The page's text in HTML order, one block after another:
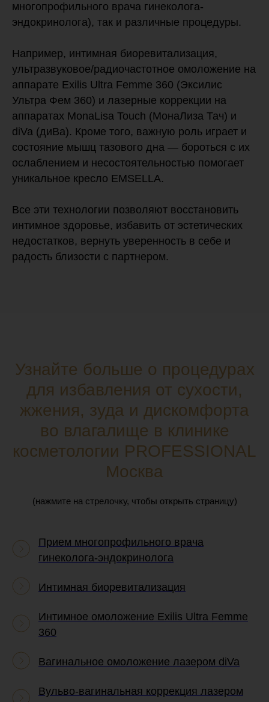
многопрофильного врача гинеколога-
эндокринолога), так и различные процедуры.
Например, интимная биоревитализация,
ультразвуковое/радиочастотное омоложение на
аппарате Exilis Ultra Femme 360 (Эксилис
Ультра Фем 360) и лазерные коррекции на
аппаратах MonaLisa Touch (МонаЛиза Тач) и
diVa (диВа). Кроме того, важную роль играет и
состояние мышц тазового дна — бороться с их
ослаблением и несостоятельностью помогает
уникальное кресло EMSELLA.
Все эти технологии позволяют восстановить
интимное здоровье, избавить от эстетических
недостатков, вернуть уверенность в себе и
радость близости с партнером.
Узнайте больше о процедурах
для избавления от сухости,
жжения, зуда и дискомфорта
во влагалище в клинике
косметологии PROFESSIONAL
Москва
(нажмите на стрелочку, чтобы открыть страницу)
Прием многопрофильного врача
гинеколога-эндокринолога
Интимная биоревитализация
Интимное омоложение Exilis Ultra Femme
360
Вагинальное омоложение лазером diVa
Вульво-вагинальная коррекция лазером